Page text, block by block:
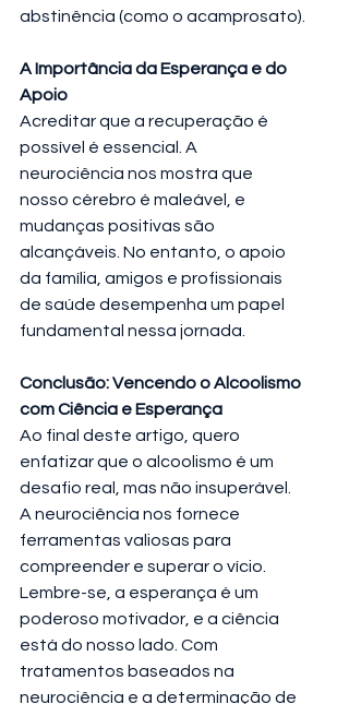
abstinência (como o acamprosato).
A Importância da Esperança e do
Apoio
Acreditar que a recuperação é
possível é essencial. A
neurociência nos mostra que
nosso cérebro é maleável, e
mudanças positivas são
alcançáveis. No entanto, o apoio
da família, amigos e profissionais
de saúde desempenha um papel
fundamental nessa jornada.
Conclusão: Vencendo o Alcoolismo
com Ciência e Esperança
Ao final deste artigo, quero
enfatizar que o alcoolismo é um
desafio real, mas não insuperável.
A neurociência nos fornece
ferramentas valiosas para
compreender e superar o vício.
Lembre-se, a esperança é um
poderoso motivador, e a ciência
está do nosso lado. Com
tratamentos baseados na
neurociência e a determinação de